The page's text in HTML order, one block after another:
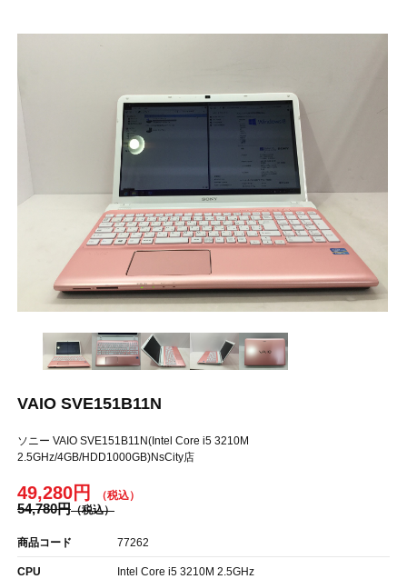
VAIO SVE151B11N
ソニー VAIO SVE151B11N(Intel Core i5 3210M
2.5GHz/4GB/HDD1000GB)NsCity店
49,280円
54,780円
商品コード 77262
CPU Intel Core i5 3210M 2.5GHz